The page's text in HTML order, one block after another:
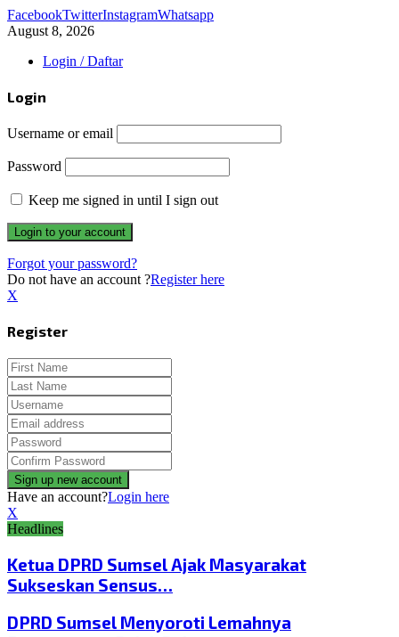
FacebookTwitterInstagramWhatsapp
August 8, 2026
Login / Daftar
Login
Username or email
Password
Keep me signed in until I sign out
Forgot your password?
Do not have an account ?Register here
X
Register
Have an account?Login here
X
Headlines
Ketua DPRD Sumsel Ajak Masyarakat
Sukseskan Sensus…
DPRD Sumsel Menyoroti Lemahnya